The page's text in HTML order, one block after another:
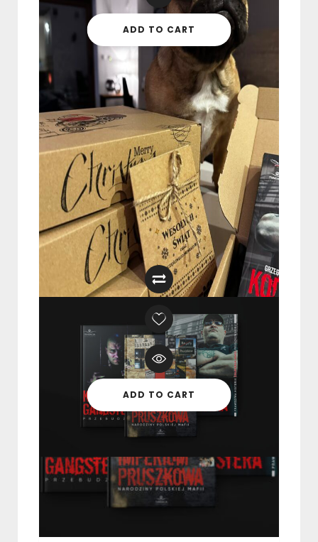
ADD TO CART
Kodek Gangstera I Kodeks
Gangstera 2 – PAKIET VIP | ZESTAW |
KSIĄŻKI
109,99 –159,99 zł
ADD TO CART